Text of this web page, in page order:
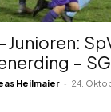
Junioren:
–
Heilmaier - 24.